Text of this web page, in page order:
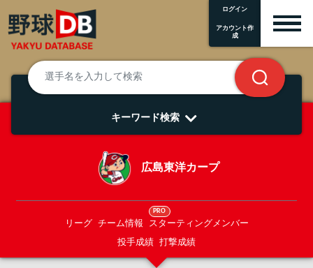
ログイン
アカウント作
成
キーワード検索
広島東洋カープ
リーグ チーム情報
PRO
スターティングメンバー
投手成績 打撃成績